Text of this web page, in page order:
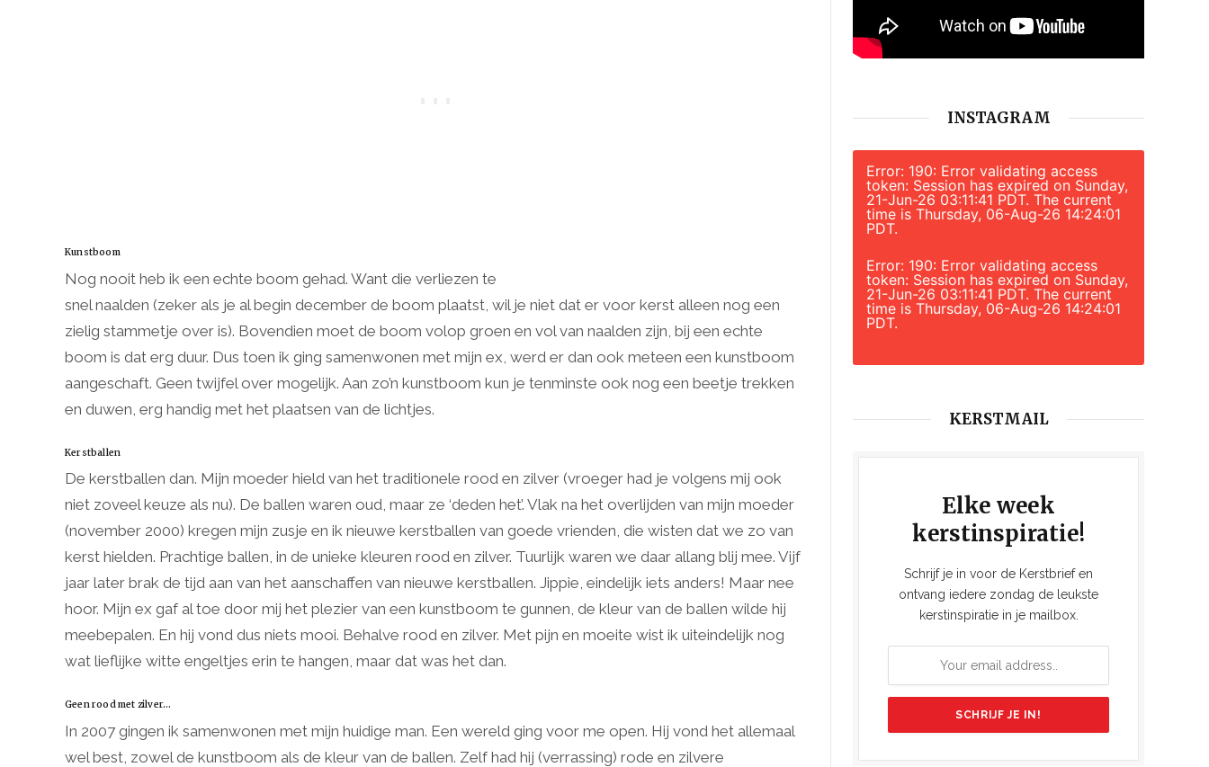
Kunstboom
Nog nooit heb ik een echte boom gehad. Want die verliezen te
snel naalden (zeker als je al begin december de boom plaatst, wil je niet dat er voor kerst alleen nog een
zielig stammetje over is). Bovendien moet de boom volop groen en vol van naalden zijn, bij een echte
boom is dat erg duur. Dus toen ik ging samenwonen met mijn ex, werd er dan ook meteen een kunstboom
aangeschaft. Geen twijfel over mogelijk. Aan zo’n kunstboom kun je tenminste ook nog een beetje trekken
en duwen, erg handig met het plaatsen van de lichtjes.
Kerstballen
De kerstballen dan. Mijn moeder hield van het traditionele rood en zilver (vroeger had je volgens mij ook
niet zoveel keuze als nu). De ballen waren oud, maar ze ‘deden het’. Vlak na het overlijden van mijn moeder
(november 2000) kregen mijn zusje en ik nieuwe kerstballen van goede vrienden, die wisten dat we zo van
kerst hielden. Prachtige ballen, in de unieke kleuren rood en zilver. Tuurlijk waren we daar allang blij mee. Vijf
jaar later brak de tijd aan van het aanschaffen van nieuwe kerstballen. Jippie, eindelijk iets anders! Maar nee
hoor. Mijn ex gaf al toe door mij het plezier van een kunstboom te gunnen, de kleur van de ballen wilde hij
meebepalen. En hij vond dus niets mooi. Behalve rood en zilver. Met pijn en moeite wist ik uiteindelijk nog
wat lieflijke witte engeltjes erin te hangen, maar dat was het dan.
Geen rood met zilver…
In 2007 gingen ik samenwonen met mijn huidige man. Een wereld ging voor me open. Hij vond het allemaal
wel best, zowel de kunstboom als de kleur van de ballen. Zelf had hij (verrassing) rode en zilvere
INSTAGRAM
Error: 190: Error validating access
token: Session has expired on Sunday,
21-Jun-26 03:11:41 PDT. The current
time is Thursday, 06-Aug-26 14:24:01
PDT.
Error: 190: Error validating access
token: Session has expired on Sunday,
21-Jun-26 03:11:41 PDT. The current
time is Thursday, 06-Aug-26 14:24:01
PDT.
KERSTMAIL
Elke week
kerstinspiratie!
Schrijf je in voor de Kerstbrief en
ontvang iedere zondag de leukste
kerstinspiratie in je mailbox.